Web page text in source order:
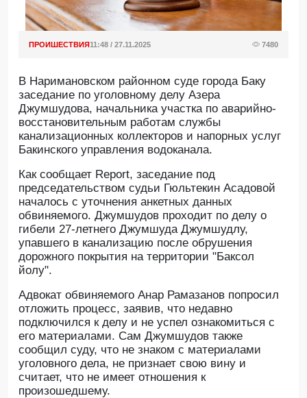
ПРОИШЕСТВИЯ11:48 / 27.11.2025 7480
В Наримановском районном суде города Баку
заседание по уголовному делу Азера
Джумшудова, начальника участка по аварийно-
восстановительным работам службы
канализационных коллекторов и напорных услуг
Бакинского управления водоканала.
Как сообщает Report, заседание под
председательством судьи Гюльтекин Асадовой
началось с уточнения анкетных данных
обвиняемого. Джумшудов проходит по делу о
гибели 27-летнего Джумшуда Джумшудлу,
упавшего в канализацию после обрушения
дорожного покрытия на территории "Баксол
йолу".
Адвокат обвиняемого Анар Рамазанов попросил
отложить процесс, заявив, что недавно
подключился к делу и не успел ознакомиться с
его материалами. Сам Джумшудов также
сообщил суду, что не знаком с материалами
уголовного дела, не признает свою вину и
считает, что не имеет отношения к
произошедшему.